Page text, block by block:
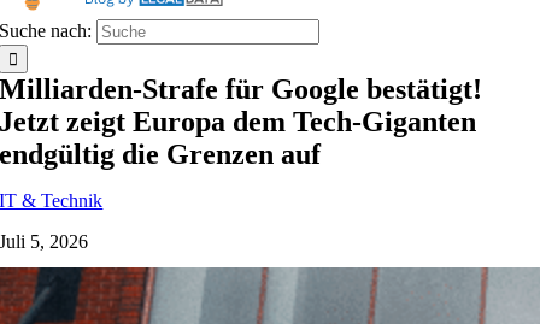
Suche nach:
Milliarden-Strafe für Google bestätigt!
Jetzt zeigt Europa dem Tech-Giganten
endgültig die Grenzen auf
IT & Technik
Juli 5, 2026